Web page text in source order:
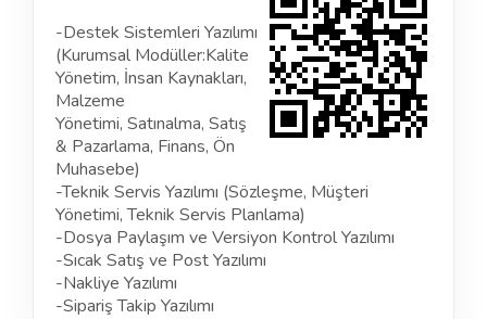
-Destek Sistemleri Yazılımı
(Kurumsal Modüller:Kalite
Yönetim, İnsan Kaynakları,
Malzeme
Yönetimi, Satınalma, Satış
& Pazarlama, Finans, Ön
Muhasebe)
-Teknik Servis Yazılımı (Sözleşme, Müşteri
Yönetimi, Teknik Servis Planlama)
-Dosya Paylaşım ve Versiyon Kontrol Yazılımı
-Sıcak Satış ve Post Yazılımı
-Nakliye Yazılımı
-Sipariş Takip Yazılımı